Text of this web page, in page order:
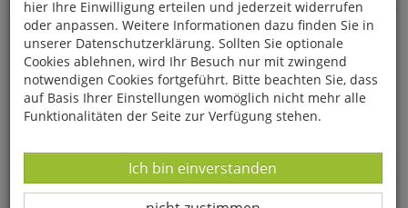
Ein Hund für zwei
hier Ihre Einwilligung erteilen und jederzeit widerrufen
oder anpassen. Weitere Informationen dazu finden Sie in
unserer Datenschutzerklärung. Sollten Sie optionale
Cookies ablehnen, wird Ihr Besuch nur mit zwingend
notwendigen Cookies fortgeführt. Bitte beachten Sie, dass
auf Basis Ihrer Einstellungen womöglich nicht mehr alle
Funktionalitäten der Seite zur Verfügung stehen.
Datenverarbeitung -
Ich bin einverstanden